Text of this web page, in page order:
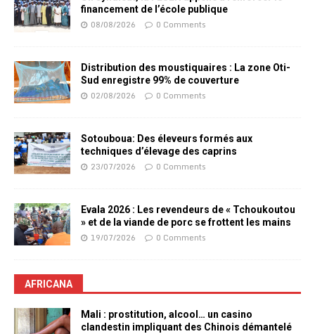
financement de l’école publique
08/08/2026 0 Comments
Distribution des moustiquaires : La zone Oti-
Sud enregistre 99% de couverture
02/08/2026 0 Comments
Sotouboua: Des éleveurs formés aux
techniques d’élevage des caprins
23/07/2026 0 Comments
Evala 2026 : Les revendeurs de « Tchoukoutou
» et de la viande de porc se frottent les mains
19/07/2026 0 Comments
AFRICANA
Mali : prostitution, alcool… un casino
clandestin impliquant des Chinois démantelé